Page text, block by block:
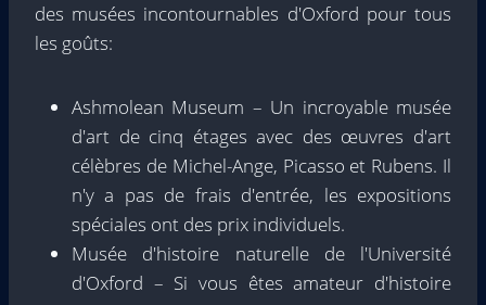
des musées incontournables d'Oxford pour tous
les goûts:
Ashmolean Museum – Un incroyable musée
d'art de cinq étages avec des œuvres d'art
célèbres de Michel-Ange, Picasso et Rubens. Il
n'y a pas de frais d'entrée, les expositions
spéciales ont des prix individuels.
Musée d'histoire naturelle de l'Université
d'Oxford – Si vous êtes amateur d'histoire